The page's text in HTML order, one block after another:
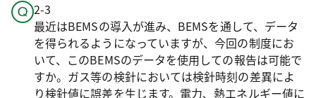
2-3
最近はBEMSの導入が進み、BEMSを通して、データ
を得られるようになっていますが、今回の制度にお
いて、このBEMSのデータを使用しての報告は可能で
すか。ガス等の検針においては検針時刻の差異によ
り検針値に誤差を生じます。電力、熱エネルギー値に